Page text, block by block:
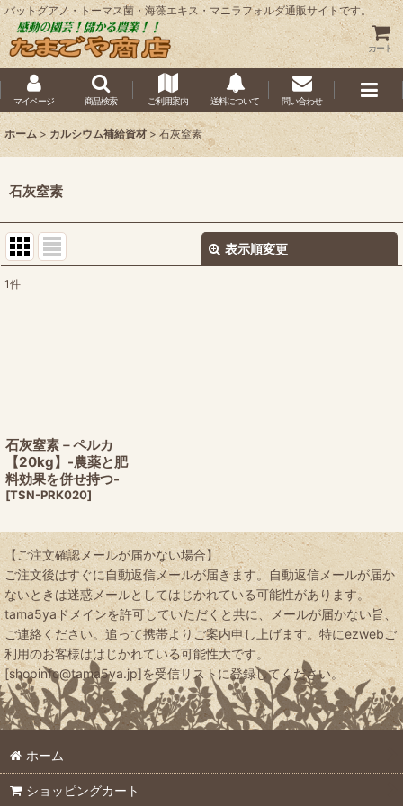
バットグアノ・トーマス菌・海藻エキス・マニラフォルダ通販サイトです。
カート
マイページ 商品検索 ご利用案内 送料について 問い合わせ
ホーム > カルシウム補給資材 > 石灰窒素
石灰窒素
表示順変更
1件
石灰窒素－ペルカ
【20kg】-農薬と肥
料効果を併せ持つ-
[TSN-PRK020]
【ご注文確認メールが届かない場合】
ご注文後はすぐに自動返信メールが届きます。自動返信メールが届か
ないときは迷惑メールとしてはじかれている可能性があります。
tama5yaドメインを許可していただくと共に、メールが届かない旨、
ご連絡ください。追って携帯よりご案内申し上げます。特にezwebご
利用のお客様ははじかれている可能性大です。
[shopinfo@tama5ya.jp]を受信リストに登録してください。
ホーム
ショッピングカート